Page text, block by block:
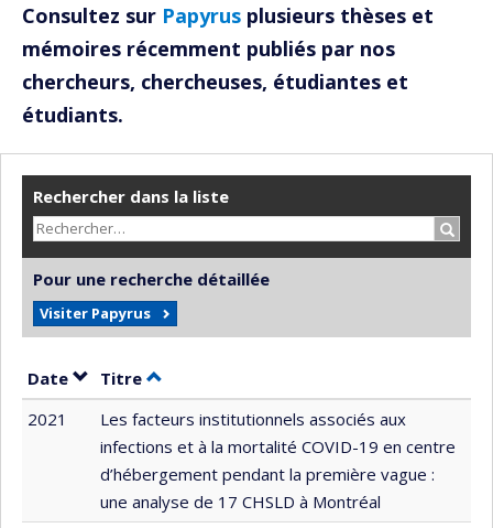
Consultez sur Papyrus plusieurs thèses et
mémoires récemment publiés par nos
chercheurs, chercheuses, étudiantes et
étudiants.
Rechercher dans la liste
Pour une recherche détaillée
Visiter Papyrus
Date Trier par date en ordre décroissant
Titre Trier par titre en ordre décroissant
2021
Les facteurs institutionnels associés aux
infections et à la mortalité COVID-19 en centre
d’hébergement pendant la première vague :
une analyse de 17 CHSLD à Montréal